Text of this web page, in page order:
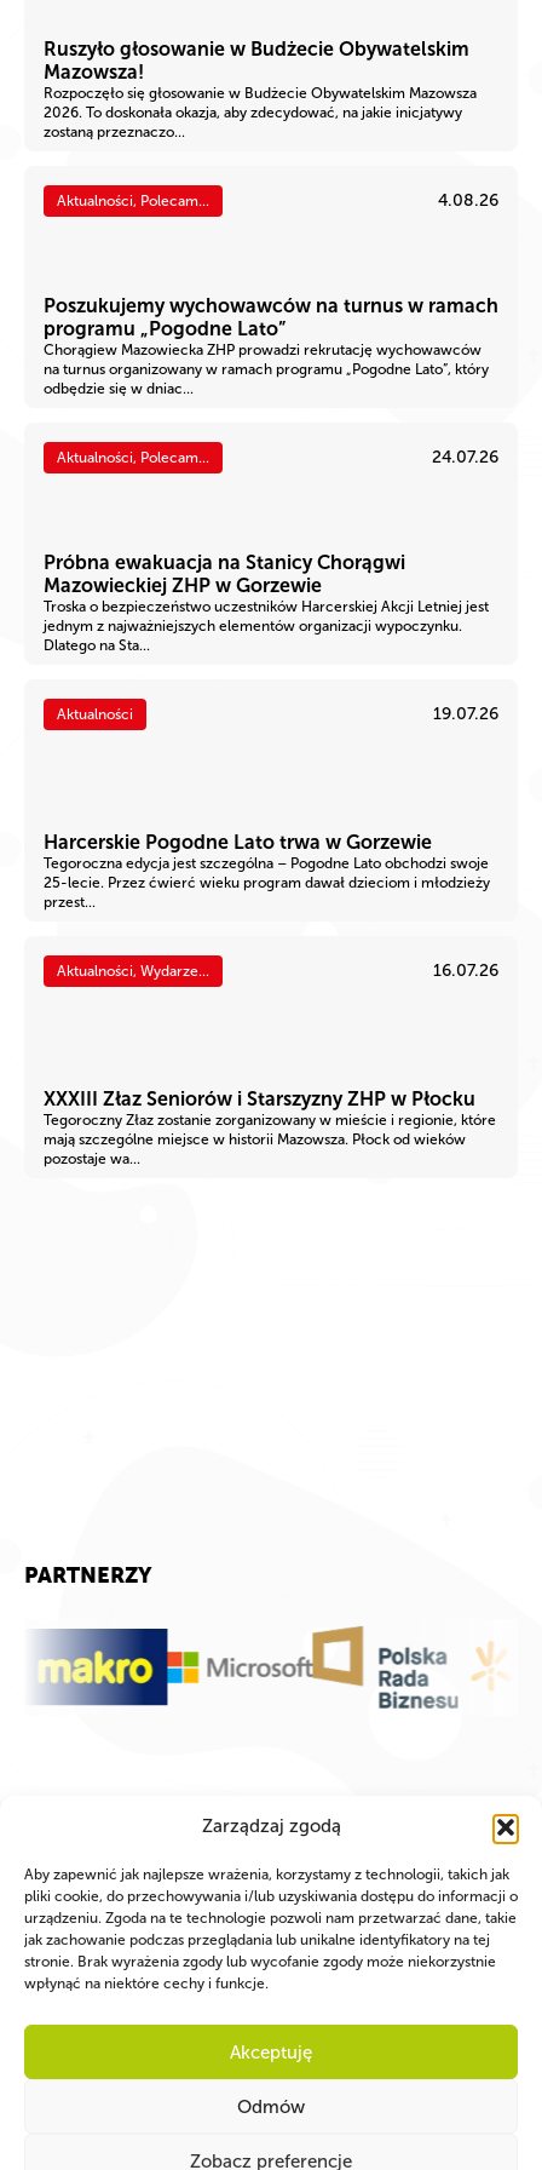
Zarządzaj zgodą
Aby zapewnić jak najlepsze wrażenia, korzystamy z technologii, takich jak
pliki cookie, do przechowywania i/lub uzyskiwania dostępu do informacji o
urządzeniu. Zgoda na te technologie pozwoli nam przetwarzać dane, takie
jak zachowanie podczas przeglądania lub unikalne identyfikatory na tej
stronie. Brak wyrażenia zgody lub wycofanie zgody może niekorzystnie
wpłynąć na niektóre cechy i funkcje.
Akceptuję
Odmów
Zobacz preferencje
Ruszyło głosowanie w Budżecie Obywatelskim
Mazowsza!
Rozpoczęło się głosowanie w Budżecie Obywatelskim Mazowsza
2026. To doskonała okazja, aby zdecydować, na jakie inicjatywy
zostaną przeznaczo...
Aktualności, Polecam... 4.08.26
Poszukujemy wychowawców na turnus w ramach
programu „Pogodne Lato”
Chorągiew Mazowiecka ZHP prowadzi rekrutację wychowawców
na turnus organizowany w ramach programu „Pogodne Lato”, który
odbędzie się w dniac...
Aktualności, Polecam... 24.07.26
Próbna ewakuacja na Stanicy Chorągwi
Mazowieckiej ZHP w Gorzewie
Troska o bezpieczeństwo uczestników Harcerskiej Akcji Letniej jest
jednym z najważniejszych elementów organizacji wypoczynku.
Dlatego na Sta...
Aktualności 19.07.26
Harcerskie Pogodne Lato trwa w Gorzewie
Tegoroczna edycja jest szczególna – Pogodne Lato obchodzi swoje
25-lecie. Przez ćwierć wieku program dawał dzieciom i młodzieży
przest...
Aktualności, Wydarze... 16.07.26
XXXIII Złaz Seniorów i Starszyzny ZHP w Płocku
Tegoroczny Złaz zostanie zorganizowany w mieście i regionie, które
mają szczególne miejsce w historii Mazowsza. Płock od wieków
pozostaje wa...
PARTNERZY
Twoje wsparcie, nasza